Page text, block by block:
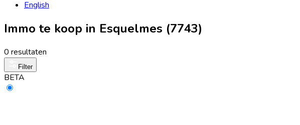
English
Immo te koop in Esquelmes (7743)
0 resultaten
Filter
BETA